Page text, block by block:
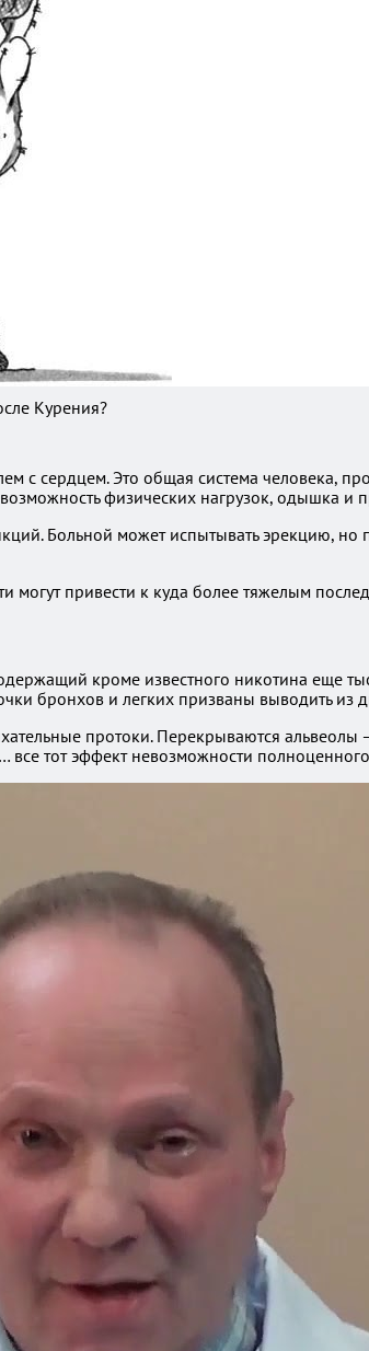
Курения?
с сердцем. Это общая система человека,
физических нагрузок, одышка и
Больной может испытывать эрекцию,
могут привести к куда более тяжелым
кроме известного никотина еще
бронхов и легких призваны выводить из
протоки. Перекрываются
тот эффект невозможности